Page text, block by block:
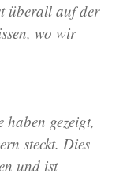
überall auf der
wo wir
haben gezeigt,
steckt. Dies
und ist